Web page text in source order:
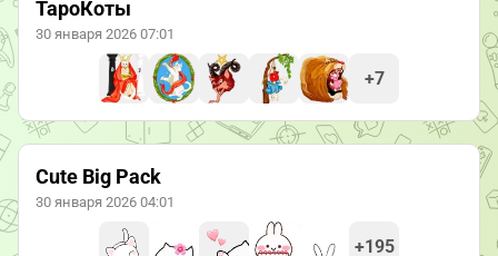
ТароКоты
30 января 2026 07:01
+7
Cute Big Pack
30 января 2026 04:01
+195